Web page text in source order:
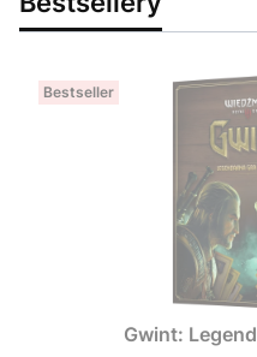
Bestseller
Gwint: